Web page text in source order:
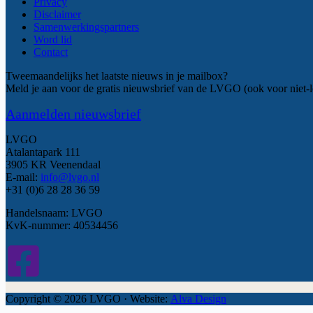
Disclaimer
Samenwerkingspartners
Word lid
Contact
Tweemaandelijks het laatste nieuws in je mailbox?
Meld je aan voor de gratis nieuwsbrief van de LVGO (ook voor niet-
Aanmelden nieuwsbrief
LVGO
Atalantapark 111
3905 KR Veenendaal
E-mail: info@lvgo.nl
+31 (0)6 28 28 36 59
Handelsnaam: LVGO
KvK-nummer: 40534456
Copyright © 2026 LVGO · Website: Alva Design